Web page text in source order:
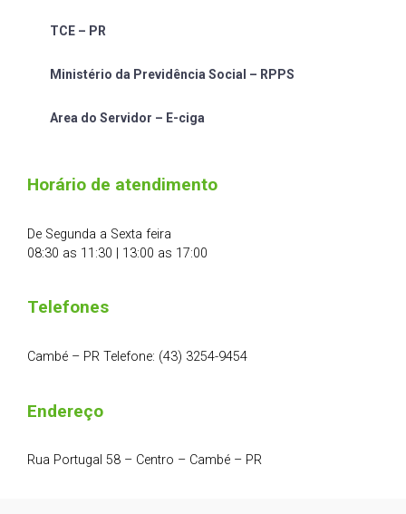
TCE – PR
Ministério da Previdência Social – RPPS
Area do Servidor – E-ciga
Horário de atendimento
De Segunda a Sexta feira
08:30 as 11:30 | 13:00 as 17:00
Telefones
Cambé – PR Telefone: (43) 3254-9454
Endereço
Rua Portugal 58 – Centro – Cambé – PR